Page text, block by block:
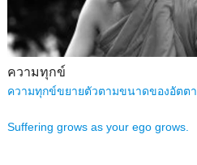
ความทุกข์
ความทุกข์ขยายตัวตามขนาดของอัตตา
Suffering grows as your ego grows.